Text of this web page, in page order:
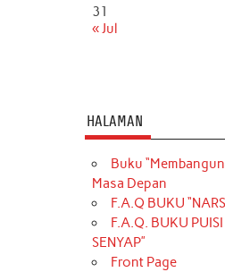
31
« Jul
HALAMAN
Buku
Masa Depan
F.A.Q BUKU
F.A.Q. BUKU PUISI
SENYAP”
Front Page